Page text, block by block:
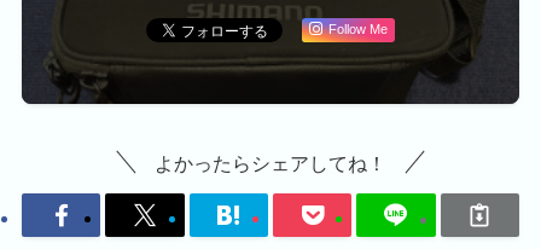
Follow Me
よかったらシェアしてね！